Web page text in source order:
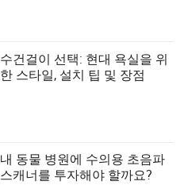
수건걸이 선택: 현대 욕실을 위
한 스타일, 설치 팁 및 장점
내 동물 병원에 수의용 초음파
스캐너를 투자해야 할까요?